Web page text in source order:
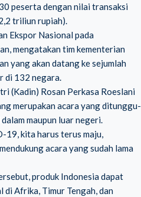
peserta dengan nilai transaksi
triliun rupiah).
Ekspor Nasional pada
mengatakan tim kementerian
yang akan datang ke sejumlah
di 132 negara.
(Kadin) Rosan Perkasa Roeslani
merupakan acara yang ditunggu-
maupun luar negeri.
19, kita harus terus maju,
acara yang sudah lama
produk Indonesia dapat
di Afrika, Timur Tengah, dan